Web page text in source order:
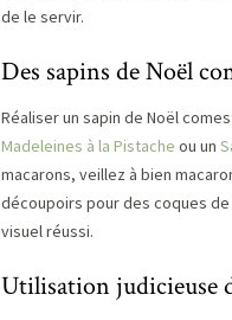
de le servir.
Des sapins de Noël
Réaliser un sapin de Noël
Madeleines à la Pistache ou un
macarons, veillez à bien
découpoirs pour des coques
visuel réussi.
Utilisation judicieuse